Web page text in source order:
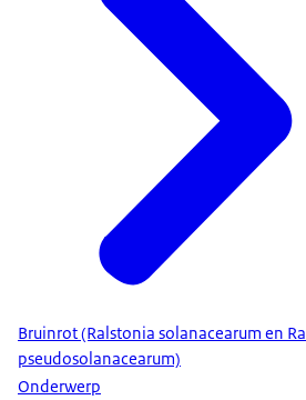
Bruinrot (Ralstonia solanacearum en
pseudosolanacearum)
Onderwerp